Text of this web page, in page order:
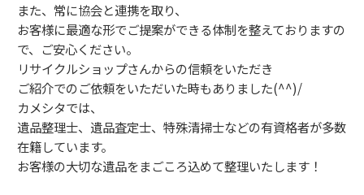
また、常に協会と連携を取り、
お客様に最適な形でご提案ができる体制を整えておりますの
で、ご安心ください。
リサイクルショップさんからの信頼をいただき
ご紹介でのご依頼をいただいた時もありました(^^)/
カメシタでは、
遺品整理士、遺品査定士、特殊清掃士などの有資格者が多数
在籍しています。
お客様の大切な遺品をまごころ込めて整理いたします！